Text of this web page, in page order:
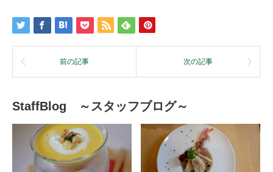
前の記事 次の記事
StaffBlog ～スタッフブログ～